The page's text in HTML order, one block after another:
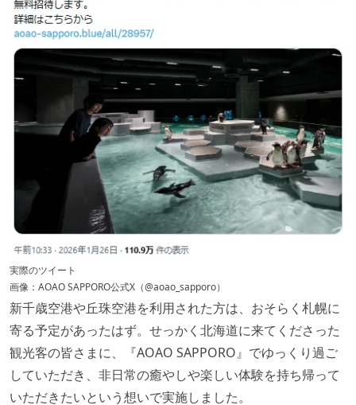
実際のツイート
画像：AOAO SAPPORO公式X（@aoao_sapporo）
新千歳空港や丘珠空港を利用された方は、おそらく札幌に
寄る予定があったはず。せっかく北海道に来てくださった
観光客の皆さまに、『AOAO SAPPORO』でゆっくり過ご
していただき、非日常の癒やしや楽しい体験を持ち帰って
いただきたいという想いで実施しました。